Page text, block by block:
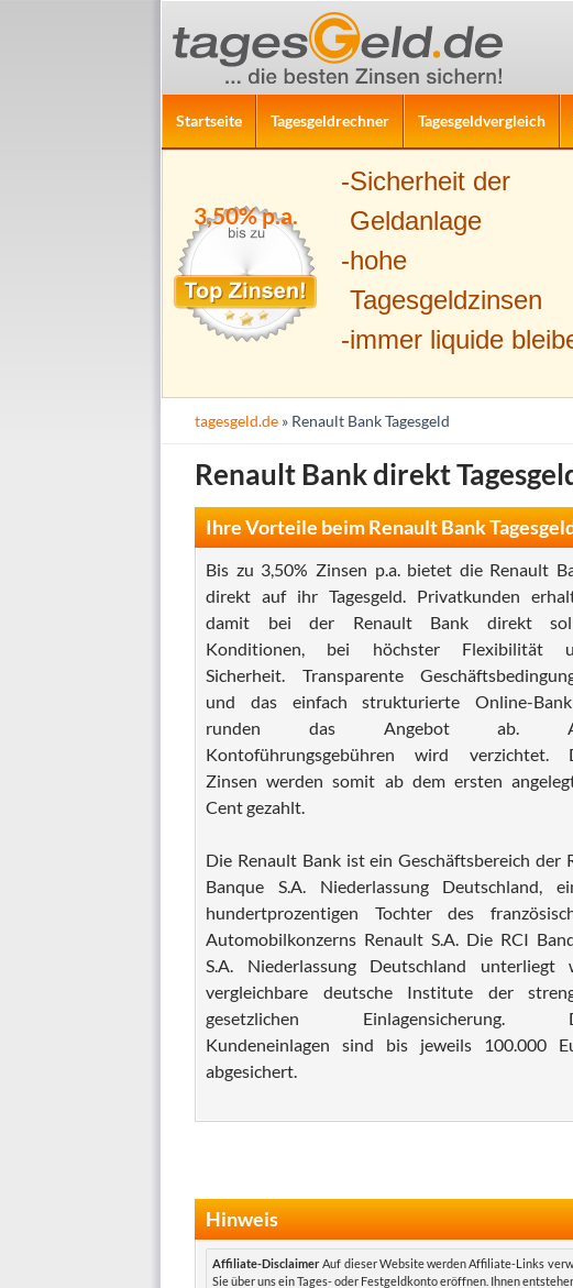
Startseite Tagesgeldrechner Tagesgeldvergleich
3,50% p.a.
Sicherheit der
Geldanlage
hohe
Tagesgeldzinsen
immer liquide
tagesgeld.de » Renault Bank Tagesgeld
Renault Bank direkt
Ihre Vorteile beim Renault Bank
Bis zu 3,50% Zinsen p.a. bietet die Renault
direkt auf ihr Tagesgeld. Privatkunden
damit bei der Renault Bank direkt
Konditionen, bei höchster Flexibilität
Sicherheit. Transparente
und das einfach strukturierte Online-
runden das Angebot ab.
Kontoführungsgebühren wird verzichtet.
Zinsen werden somit ab dem ersten
Cent gezahlt.
Die Renault Bank ist ein Geschäftsbereich der
Banque S.A. Niederlassung Deutschland,
hundertprozentigen Tochter des
Automobilkonzerns Renault S.A. Die RCI
S.A. Niederlassung Deutschland unterliegt
vergleichbare deutsche Institute der
gesetzlichen Einlagensicherung.
Kundeneinlagen sind bis jeweils 100.000
abgesichert.
Hinweis
Affiliate-DisclaimerAuf dieser Website werden Affiliate-Links
Sie über uns ein Tages- oder Festgeldkonto eröffnen. Ihnen